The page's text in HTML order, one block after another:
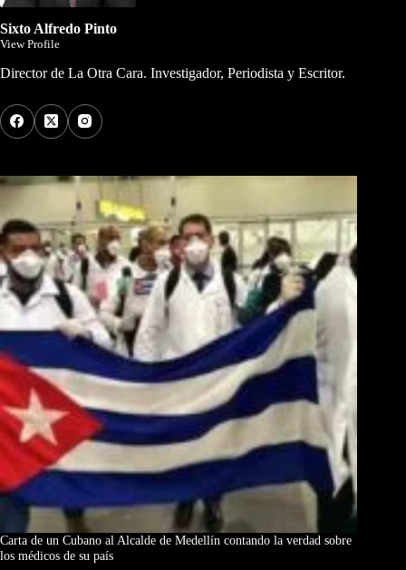
Sixto Alfredo Pinto
View Profile
Director de La Otra Cara. Investigador, Periodista y Escritor.
Carta de un Cubano al Alcalde de Medellín contando la verdad sobre
los médicos de su país